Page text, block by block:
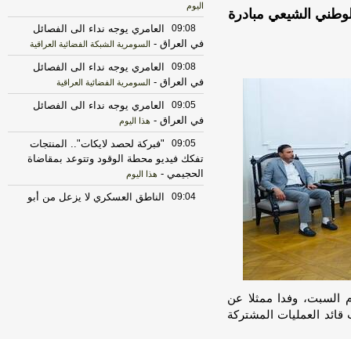
الشيعي مبادرة
السبت، وفدا ممثلا عن
العمليات المشتركة
اليوم
09:08
العامري يوجه نداء الى الفصائل
في العراق - السومرية الشبكة الفضائية العراقية
09:08
العامري يوجه نداء الى الفصائل
في العراق - السومرية الفضائية العراقية
09:05
العامري يوجه نداء الى الفصائل
في العراق - هذا اليوم
09:05
"فبركة لحصد لايكات".. المنتجات
تفكك فيديو محطة الوقود وتتوعد بمقاضاة
الحجيمي - هذا اليوم
09:04
الناطق العسكري لا يزعل من أبو